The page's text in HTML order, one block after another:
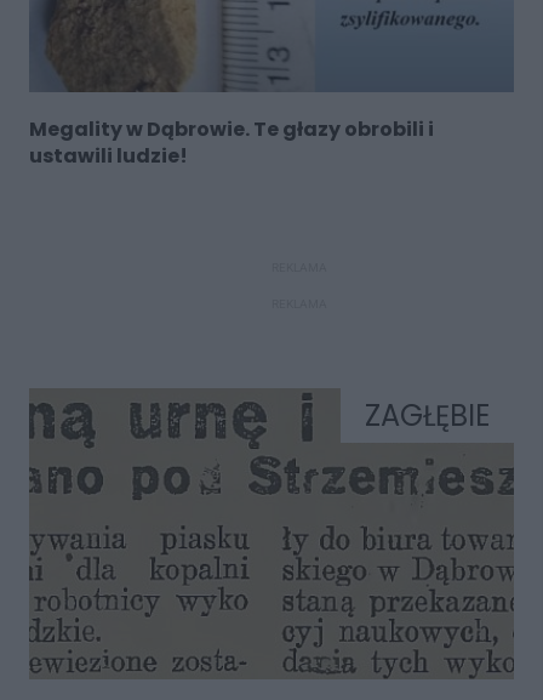
Megality w Dąbrowie. Te głazy obrobili i
ustawili ludzie!
ZAGŁĘBIE